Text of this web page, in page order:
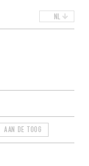
NL
AAN DE TOOG